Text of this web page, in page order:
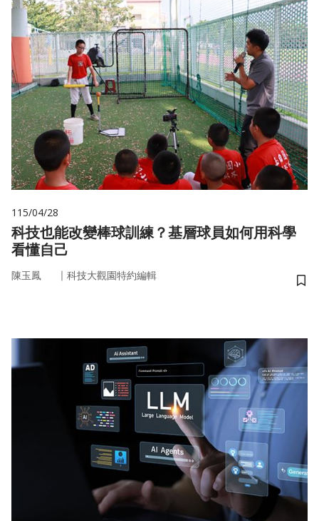
115/04/28
科技也能改變棒球訓練？基層球員如何用科學
看懂自己
陳玉鳳 ｜ 科技大觀園特約編輯
儲